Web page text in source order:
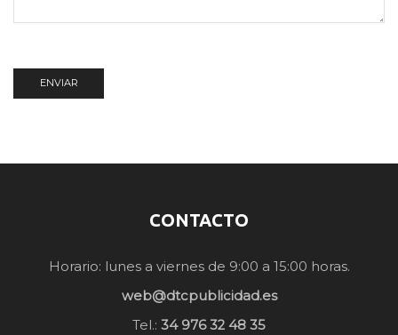
CONTACTO
Horario: lunes a viernes de 9:00 a 15:00 horas.
web@dtcpublicidad.es
Tel.: 34 976 32 48 35